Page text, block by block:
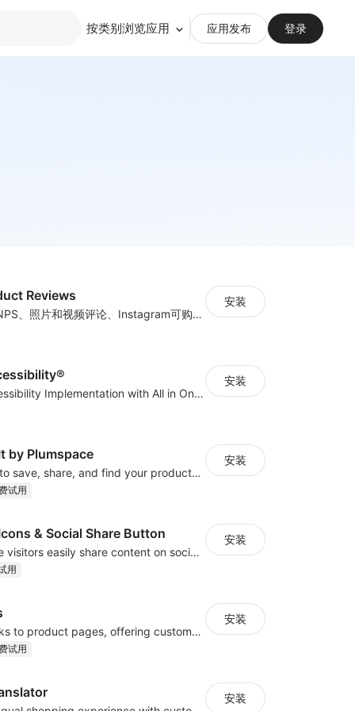
按类别浏览应用 应用发布 登录
Reviews
通过产品评论、NPS、照片和视频评论、Instagram可购物图库等增加收入
安装
Quick Web Accessibility Implementation with All in One Accessibility!
安装
by Plumspace
Drive shoppers to save, share, and find your products using Pinterest pins
试用
安装
& Social Share Button
Let your website visitors easily share content on social media
用
安装
Add external links to product pages, offering customers more purchasing options
试用
安装
安装